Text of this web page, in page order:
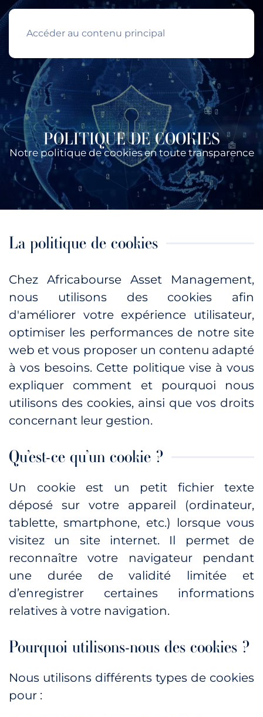
Accéder au contenu principal
POLITIQUE DE COOKIES
Notre politique de cookies en toute transparence
La politique de cookies
Chez Africabourse Asset Management,
nous utilisons des cookies afin
d'améliorer votre expérience utilisateur,
optimiser les performances de notre site
web et vous proposer un contenu adapté
à vos besoins. Cette politique vise à vous
expliquer comment et pourquoi nous
utilisons des cookies, ainsi que vos droits
concernant leur gestion.
Qu’est-ce qu’un cookie ?
Un cookie est un petit fichier texte
déposé sur votre appareil (ordinateur,
tablette, smartphone, etc.) lorsque vous
visitez un site internet. Il permet de
reconnaître votre navigateur pendant
une durée de validité limitée et
d’enregistrer certaines informations
relatives à votre navigation.
Pourquoi utilisons-nous des cookies ?
Nous utilisons différents types de cookies
pour :